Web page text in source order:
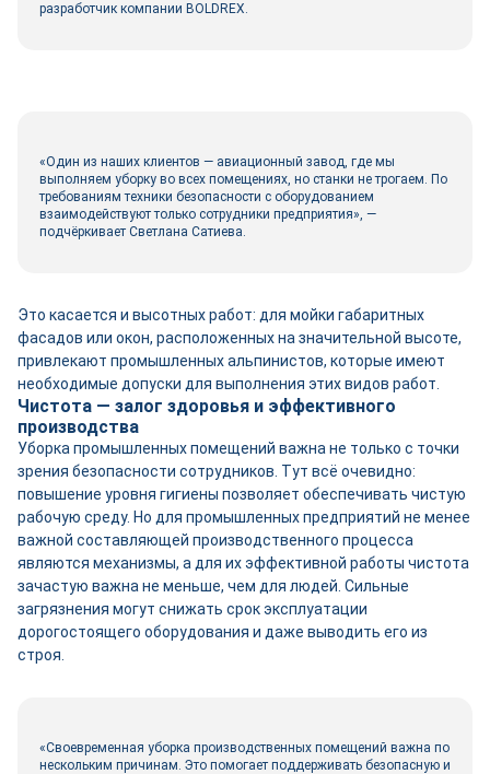
разработчик компании BOLDREX.
«Один из наших клиентов — авиационный завод, где мы
выполняем уборку во всех помещениях, но станки не трогаем. По
требованиям техники безопасности с оборудованием
взаимодействуют только сотрудники предприятия», —
подчёркивает Светлана Сатиева.
Это касается и высотных работ: для мойки габаритных
фасадов или окон, расположенных на значительной высоте,
привлекают промышленных альпинистов, которые имеют
необходимые допуски для выполнения этих видов работ.
Чистота — залог здоровья и эффективного
производства
Уборка промышленных помещений важна не только с точки
зрения безопасности сотрудников. Тут всё очевидно:
повышение уровня гигиены позволяет обеспечивать чистую
рабочую среду. Но для промышленных предприятий не менее
важной составляющей производственного процесса
являются механизмы, а для их эффективной работы чистота
зачастую важна не меньше, чем для людей. Сильные
загрязнения могут снижать срок эксплуатации
дорогостоящего оборудования и даже выводить его из
строя.
«Своевременная уборка производственных помещений важна по
нескольким причинам. Это помогает поддерживать безопасную и